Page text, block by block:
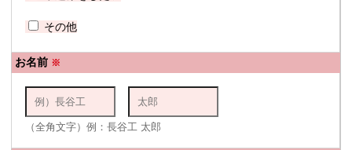
その他
お名前 ※
（全角文字）例：長谷工 太郎